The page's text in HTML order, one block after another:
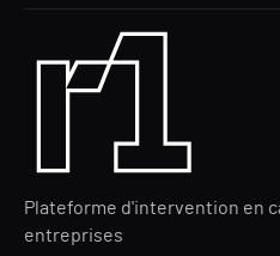
Plateforme d'intervention en
entreprises